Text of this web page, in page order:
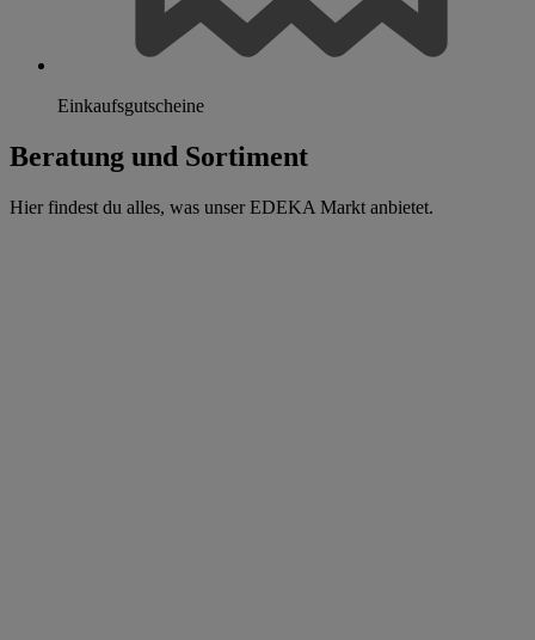
Einkaufsgutscheine
Beratung und Sortiment
Hier findest du alles, was unser EDEKA Markt anbietet.